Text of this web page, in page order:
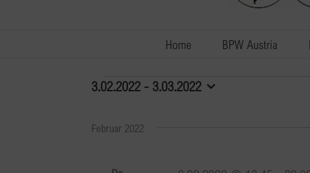
Home BPW Austria
Veranstaltungen
3.02.2022 - 3.03.2022
Februar 2022